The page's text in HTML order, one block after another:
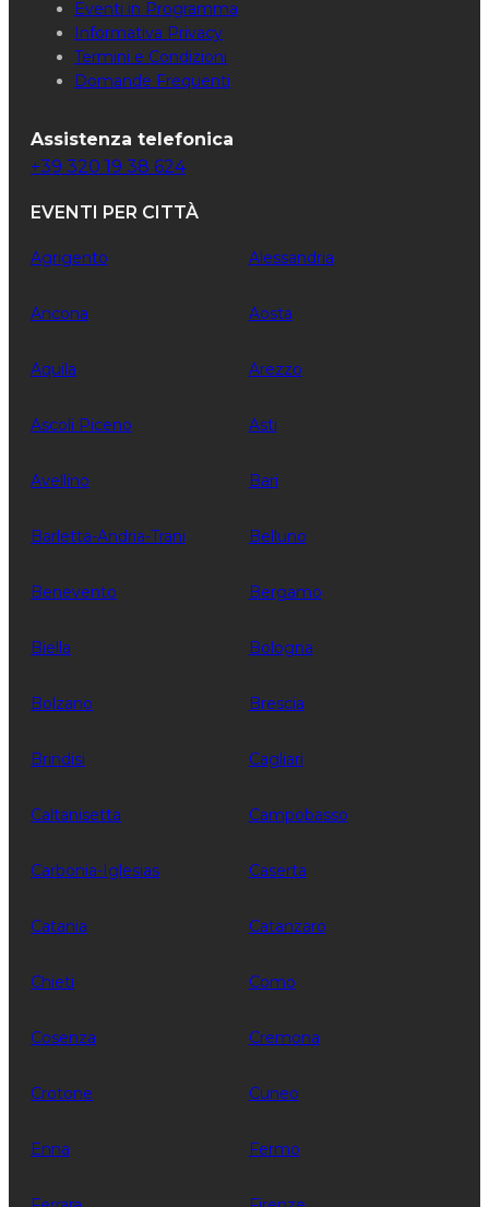
Eventi in Programma
Informativa Privacy
Termini e Condizioni
Domande Frequenti
Assistenza telefonica
+39 320 19 38 624
EVENTI PER CITTÀ
Agrigento Alessandria
Ancona Aosta
Aquila Arezzo
Ascoli Piceno Asti
Avellino Bari
Barletta-Andria-Trani Belluno
Benevento Bergamo
Biella Bologna
Bolzano Brescia
Brindisi Cagliari
Caltanisetta Campobasso
Carbonia-Iglesias Caserta
Catania Catanzaro
Chieti Como
Cosenza Cremona
Crotone Cuneo
Enna Fermo